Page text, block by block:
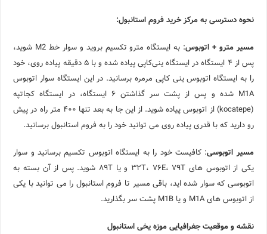
نحوه دسترسی به مرکز خرید فروم استانبول:
مسیر مترو + اتوبوس
: به ایستگاه مترو تکسیم بروید و سوار خط M2 شوید،
پس از ۴ ایستگاه در ایستگاه ینی‌کاپی پیاده شده و با ۵ دقیقه پیاده روی، خود
را به ایستگاه اتوبوس ینی کاپی مرمره برسانید. در این ایستگاه سوار اتوبوس
M1A شده و پس از پشت سر گذاشتن ۶ ایستگاه، در ایستگاه کجاتپه
(kocatepe) از اتوبوس پیاده شوید. از این جا به بعد تنها ۴۰۰ متر راه در پیش
رو دارید که با قدری پیاده روی می توانید خود را به فروم استانبول برسانید.
مسیر اتوبوسی: کافیست خود را به ایستگاه اتوبوس تکسیم برسانید و سوار
یکی از اتوبوس های ۳۲T، ۷۶E، ۷۹T و یا ۸۹T شوید. پس از آن بسته به
اتوبوسی که سوار شده اید، باقی مسیر تا فروم استانبول را می توانید با یکی
از اتوبوس های M1A و یا M1B پشت سر بگذارید.
نقشه و موقعیت جغرافیایی موزه یخی استانبول